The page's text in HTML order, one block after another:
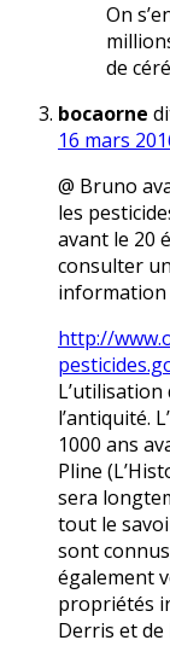
On
de
bocaorne
16 mars
@ Bruno
les
avant le 20
consulter
information
http://
l’antiquité.
1000 ans
Pline
sera
tout le
sont connus
également
propriétés
Derris et de